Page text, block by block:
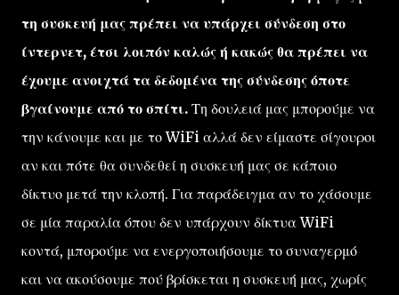
τη συσκευή μας πρέπει να υπάρχει σύνδεση στο
ίντερνετ, έτσι λοιπόν καλώς ή κακώς θα πρέπει να
έχουμε ανοιχτά τα δεδομένα της σύνδεσης όποτε
βγαίνουμε από το σπίτι. Τη δουλειά μας μπορούμε να
την κάνουμε και με το WiFi αλλά δεν είμαστε σίγουροι
αν και πότε θα συνδεθεί η συσκευή μας σε κάποιο
δίκτυο μετά την κλοπή. Για παράδειγμα αν το χάσουμε
σε μία παραλία όπου δεν υπάρχουν δίκτυα WiFi
κοντά, μπορούμε να ενεργοποιήσουμε το συναγερμό
και να ακούσουμε πού βρίσκεται η συσκευή μας, χωρίς